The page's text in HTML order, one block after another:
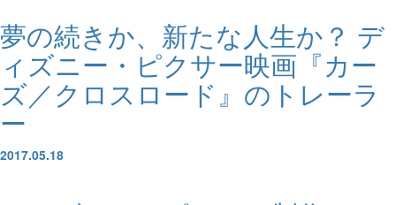
夢の続きか、新たな人生か？ デ
ィズニー・ピクサー映画『カー
ズ／クロスロード』のトレーラ
ー
2017.05.18